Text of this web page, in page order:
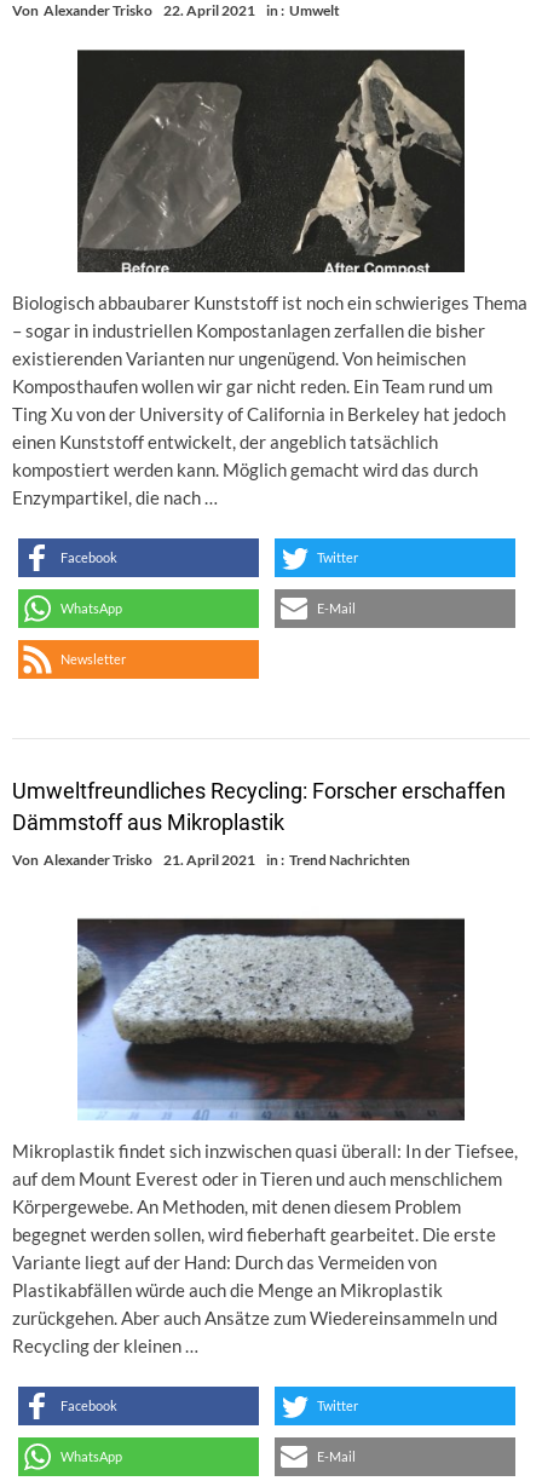
Von Alexander Trisko 22. April 2021 in : Umwelt
Biologisch abbaubarer Kunststoff ist noch ein schwieriges Thema
– sogar in industriellen Kompostanlagen zerfallen die bisher
existierenden Varianten nur ungenügend. Von heimischen
Komposthaufen wollen wir gar nicht reden. Ein Team rund um
Ting Xu von der University of California in Berkeley hat jedoch
einen Kunststoff entwickelt, der angeblich tatsächlich
kompostiert werden kann. Möglich gemacht wird das durch
Enzympartikel, die nach …
Facebook Twitter
WhatsApp E-Mail
Newsletter
Umweltfreundliches Recycling: Forscher erschaffen
Dämmstoff aus Mikroplastik
Von Alexander Trisko 21. April 2021 in : Trend Nachrichten
Mikroplastik findet sich inzwischen quasi überall: In der Tiefsee,
auf dem Mount Everest oder in Tieren und auch menschlichem
Körpergewebe. An Methoden, mit denen diesem Problem
begegnet werden sollen, wird fieberhaft gearbeitet. Die erste
Variante liegt auf der Hand: Durch das Vermeiden von
Plastikabfällen würde auch die Menge an Mikroplastik
zurückgehen. Aber auch Ansätze zum Wiedereinsammeln und
Recycling der kleinen …
Facebook Twitter
WhatsApp E-Mail